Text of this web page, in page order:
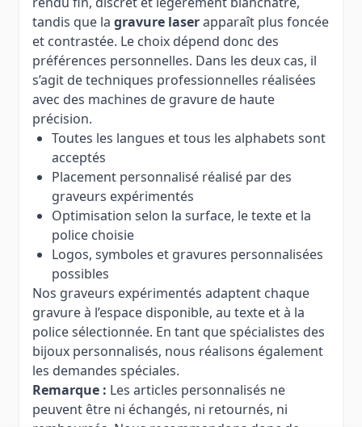
tandis que la gravure laserapparaît plus foncée
et contrastée. Le choix dépend donc des
préférences personnelles. Dans les deux cas, il
s’agit de techniques professionnelles réalisées
avec des machines de gravure de haute
précision.
Toutes les langues et tous les alphabets sont
acceptés
Placement personnalisé réalisé par des
graveurs expérimentés
Optimisation selon la surface, le texte et la
police choisie
Logos, symboles et gravures personnalisées
possibles
Nos graveurs expérimentés adaptent chaque
gravure à l’espace disponible, au texte et à la
police sélectionnée. En tant que spécialistes des
bijoux personnalisés, nous réalisons également
les demandes spéciales.
Remarque : Les articles personnalisés ne
peuvent être ni échangés, ni retournés, ni